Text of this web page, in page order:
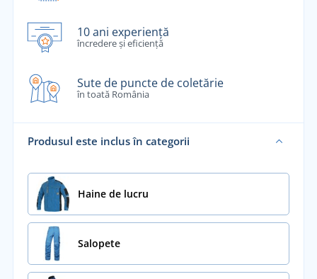
10 ani experiență
încredere și eficiență
Sute de puncte de coletărie
în toată România
Produsul este inclus în categorii
Haine de lucru
Salopete